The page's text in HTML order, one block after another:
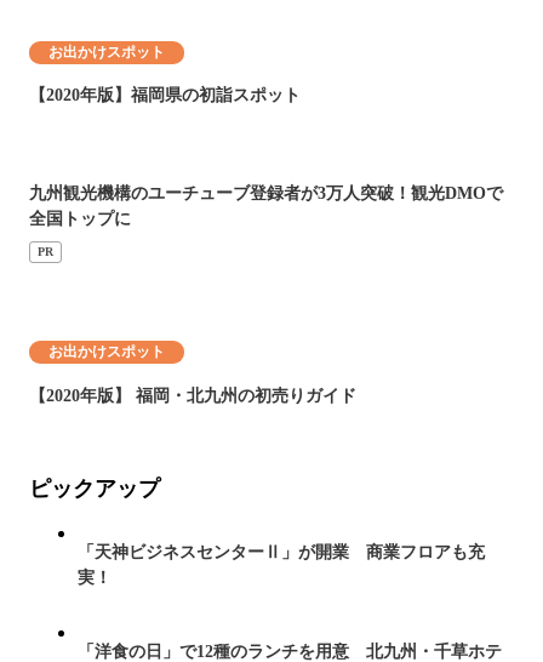
お出かけスポット
【2020年版】福岡県の初詣スポット
九州観光機構のユーチューブ登録者が3万人突破！観光DMOで
全国トップに
PR
お出かけスポット
【2020年版】 福岡・北九州の初売りガイド
ピックアップ
「天神ビジネスセンターⅡ」が開業 商業フロアも充
実！
「洋食の日」で12種のランチを用意 北九州・千草ホテ